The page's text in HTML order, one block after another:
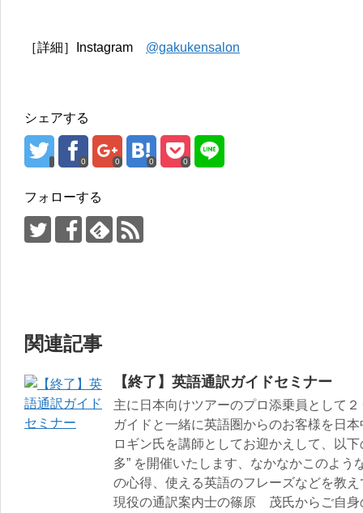
［詳細］Instagram @gakukensalon
シェアする
0 0 0 0
フォローする
関連記事
【終了】英語通訳ガイドセミナー
主に日本向けツアーのプロ添乗員として
ガイドと一緒に英語圏からのお客様を日
ロギン氏を講師としてお迎かえして、以
多” を開催いたします、なかなかこのよ
の心得、使える英語のフレーズなどを教
現役の通訳案内士の篠原 茂氏からご自身